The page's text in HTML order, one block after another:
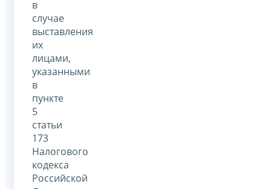
в
случае
выставления
их
лицами,
указанными
в
пункте
5
статьи
173
Налогового
кодекса
Российской